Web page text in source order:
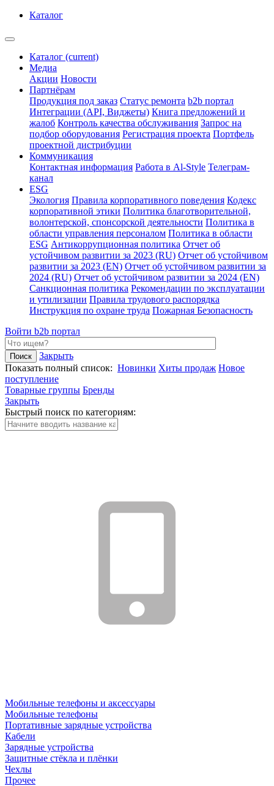
Каталог
Каталог (current)
Медиа
Акции Новости
Партнёрам
Продукция под заказ Статус ремонта b2b портал
Интеграции (API, Виджеты) Книга предложений и
жалоб Контроль качества обслуживания Запрос на
подбор оборудования Регистрация проекта Портфель
проектной дистрибуции
Коммуникация
Контактная информация Работа в Al-Style Телеграм-
канал
ESG
Экология Правила корпоративного поведения Кодекс
корпоративной этики Политика благотворительной,
волонтерской, спонсорской деятельности Политика в
области управления персоналом Политика в области
ESG Антикоррупционная политика Отчет об
устойчивом развитии за 2023 (RU) Отчет об устойчивом
развитии за 2023 (EN) Отчет об устойчивом развитии за
2024 (RU) Отчет об устойчивом развитии за 2024 (EN)
Санкционная политика Рекомендации по эксплуатации
и утилизации Правила трудового распорядка
Инструкция по охране труда Пожарная Безопасность
Войти b2b портал
Закрыть
Показать полный список: Новинки Хиты продаж Новое
поступление
Товарные группы Бренды
Закрыть
Быстрый поиск по категориям:
Мобильные телефоны и аксессуары
Мобильные телефоны
Портативные зарядные устройства
Кабели
Зарядные устройства
Защитные стёкла и плёнки
Чехлы
Прочее